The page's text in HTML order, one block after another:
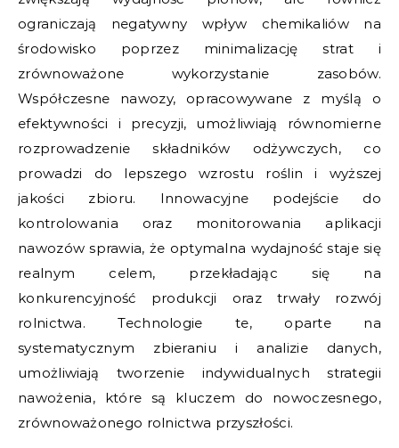
ograniczają negatywny wpływ chemikaliów na
środowisko poprzez minimalizację strat i
zrównoważone wykorzystanie zasobów.
Współczesne nawozy, opracowywane z myślą o
efektywności i precyzji, umożliwiają równomierne
rozprowadzenie składników odżywczych, co
prowadzi do lepszego wzrostu roślin i wyższej
jakości zbioru. Innowacyjne podejście do
kontrolowania oraz monitorowania aplikacji
nawozów sprawia, że optymalna wydajność staje się
realnym celem, przekładając się na
konkurencyjność produkcji oraz trwały rozwój
rolnictwa. Technologie te, oparte na
systematycznym zbieraniu i analizie danych,
umożliwiają tworzenie indywidualnych strategii
nawożenia, które są kluczem do nowoczesnego,
zrównoważonego rolnictwa przyszłości.